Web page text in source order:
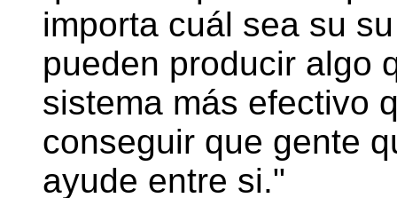
importa cuál sea su
pueden producir algo
sistema más efectivo
conseguir que gente
ayude entre si.